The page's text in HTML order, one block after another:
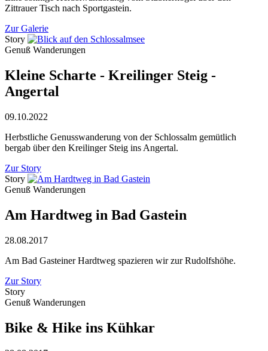
Zittrauer Tisch nach Sportgastein.
Zur Galerie
Story
Genuß Wanderungen
Kleine Scharte - Kreilinger Steig -
Angertal
09.10.2022
Herbstliche Genusswanderung von der Schlossalm gemütlich
bergab über den Kreilinger Steig ins Angertal.
Zur Story
Story
Genuß Wanderungen
Am Hardtweg in Bad Gastein
28.08.2017
Am Bad Gasteiner Hardtweg spazieren wir zur Rudolfshöhe.
Zur Story
Story
Genuß Wanderungen
Bike & Hike ins Kühkar